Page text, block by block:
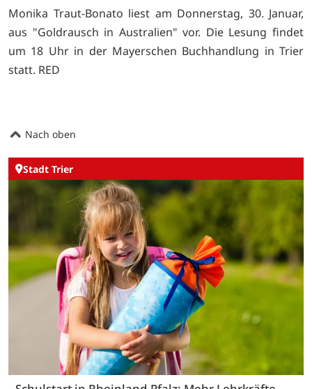
Monika Traut-Bonato liest am Donnerstag, 30. Januar,
aus "Goldrausch in Australien" vor. Die Lesung findet
um 18 Uhr in der Mayerschen Buchhandlung in Trier
statt. RED
Nach oben
Stadt Trier